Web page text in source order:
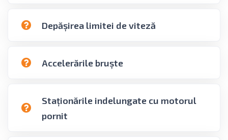
Depăşirea limitei de viteză
Accelerările bruşte
Staţionările indelungate cu motorul
pornit